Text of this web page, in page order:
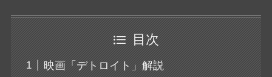
目次
映画「デトロイト」解説